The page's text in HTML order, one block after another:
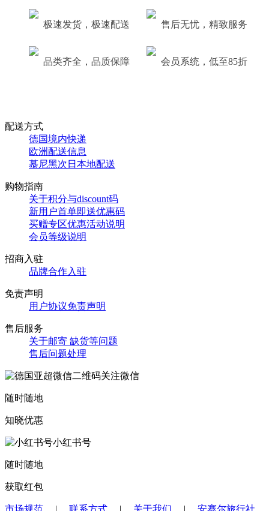
极速发货，极速配送 售后无忧，精致服务
品类齐全，品质保障 会员系统，低至85折
配送方式
德国境内快递
欧洲配送信息
慕尼黑次日本地配送
购物指南
关于积分与discount码
新用户首单即送优惠码
买赠专区优惠活动说明
会员等级说明
招商入驻
品牌合作入驻
免责声明
用户协议免责声明
售后服务
关于邮寄 缺货等问题
售后问题处理
关注微信
随时随地
知晓优惠
小红书号
随时随地
获取红包